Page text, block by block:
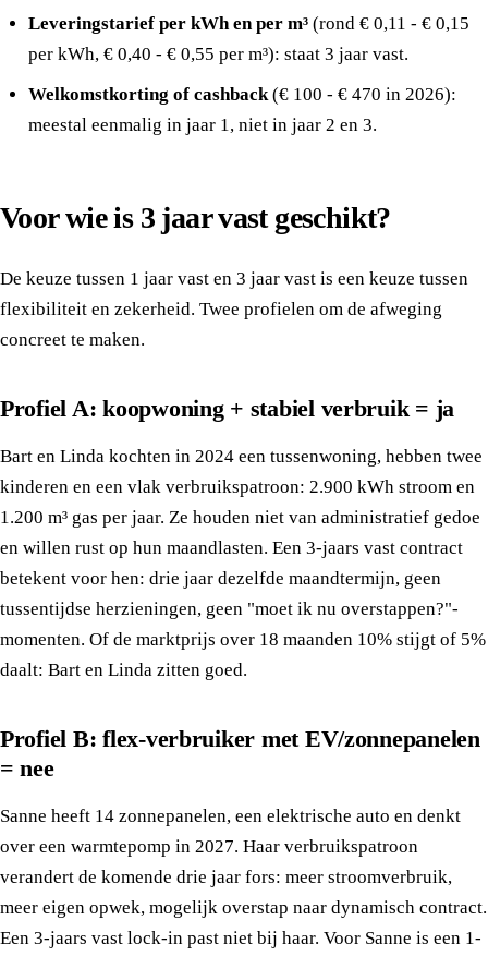
Leveringstarief per kWh en per m³(rond € 0,11 - € 0,15
per kWh, € 0,40 - € 0,55 per m³): staat 3 jaar vast.
Welkomstkorting of cashback(€ 100 - € 470 in 2026):
meestal eenmalig in jaar 1, niet in jaar 2 en 3.
Voor wie is 3 jaar vast geschikt?
De keuze tussen 1 jaar vast en 3 jaar vast is een keuze tussen
flexibiliteit en zekerheid. Twee profielen om de afweging
concreet te maken.
Profiel A: koopwoning + stabiel verbruik = ja
Bart en Linda kochten in 2024 een tussenwoning, hebben twee
kinderen en een vlak verbruikspatroon: 2.900 kWh stroom en
1.200 m³ gas per jaar. Ze houden niet van administratief gedoe
en willen rust op hun maandlasten. Een 3-jaars vast contract
betekent voor hen: drie jaar dezelfde maandtermijn, geen
tussentijdse herzieningen, geen "moet ik nu overstappen?"-
momenten. Of de marktprijs over 18 maanden 10% stijgt of 5%
daalt: Bart en Linda zitten goed.
Profiel B: flex-verbruiker met EV/zonnepanelen
= nee
Sanne heeft 14 zonnepanelen, een elektrische auto en denkt
over een warmtepomp in 2027. Haar verbruikspatroon
verandert de komende drie jaar fors: meer stroomverbruik,
meer eigen opwek, mogelijk overstap naar dynamisch contract.
Een 3-jaars vast lock-in past niet bij haar. Voor Sanne is een 1-